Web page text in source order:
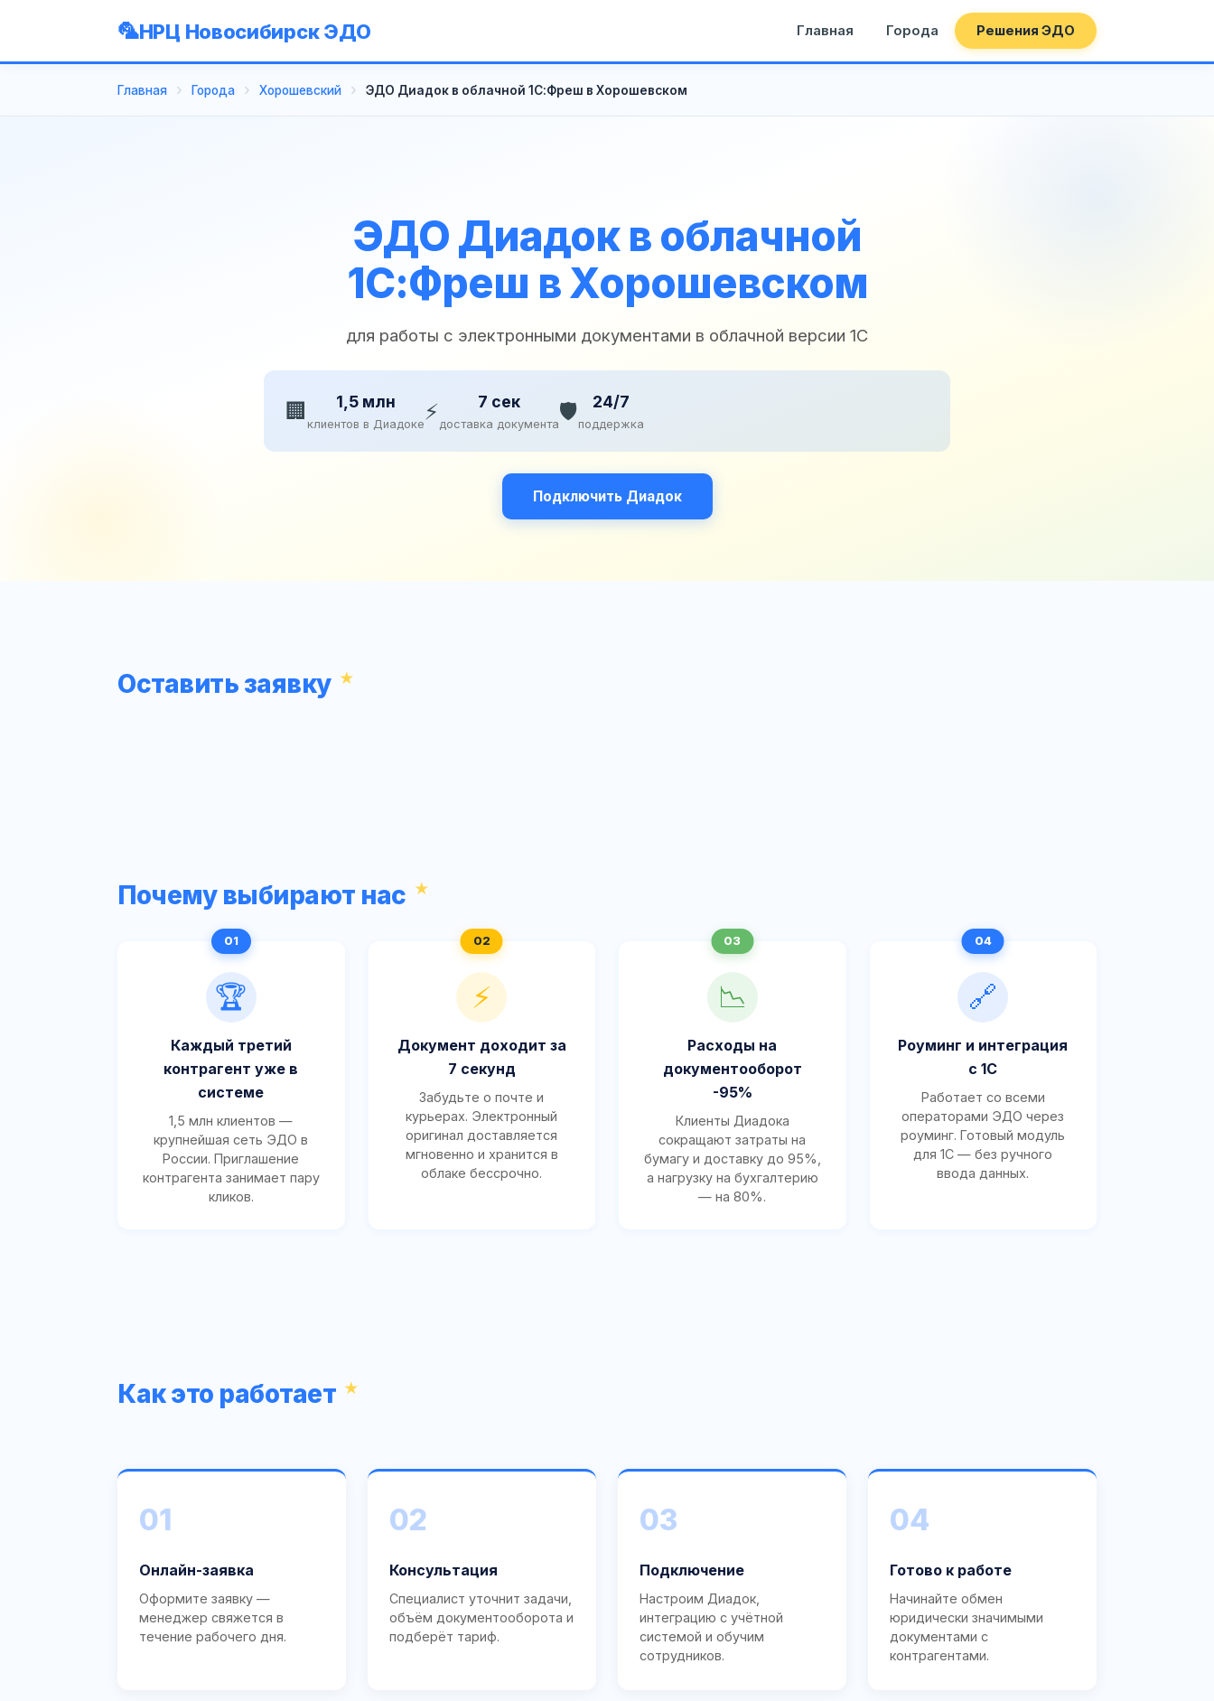
НРЦ Новосибирск ЭДО Главная Города Решения ЭДО
Главная Города Хорошевский ЭДО Диадок в облачной 1С:Фреш в Хорошевском
ЭДО Диадок в облачной
1С:Фреш в Хорошевском
для работы с электронными документами в облачной версии 1С
🏢 1,5 млн
клиентов в Диадоке ⚡ 7 сек
доставка документа🛡️ 24/7
поддержка
Подключить Диадок
Оставить заявку
Почему выбирают нас
🏆
Каждый третий
контрагент уже в
системе
1,5 млн клиентов —
крупнейшая сеть ЭДО в
России. Приглашение
контрагента занимает пару
кликов.
⚡
Документ доходит за
7 секунд
Забудьте о почте и
курьерах. Электронный
оригинал доставляется
мгновенно и хранится в
облаке бессрочно.
📉
Расходы на
документооборот
-95%
Клиенты Диадока
сокращают затраты на
бумагу и доставку до 95%,
а нагрузку на бухгалтерию
— на 80%.
🔗
Роуминг и интеграция
с 1С
Работает со всеми
операторами ЭДО через
роуминг. Готовый модуль
для 1С — без ручного
ввода данных.
Как это работает
01
Онлайн-заявка
Оформите заявку —
менеджер свяжется в
течение рабочего дня.
02
Консультация
Специалист уточнит задачи,
объём документооборота и
подберёт тариф.
03
Подключение
Настроим Диадок,
интеграцию с учётной
системой и обучим
сотрудников.
04
Готово к работе
Начинайте обмен
юридически значимыми
документами с
контрагентами.